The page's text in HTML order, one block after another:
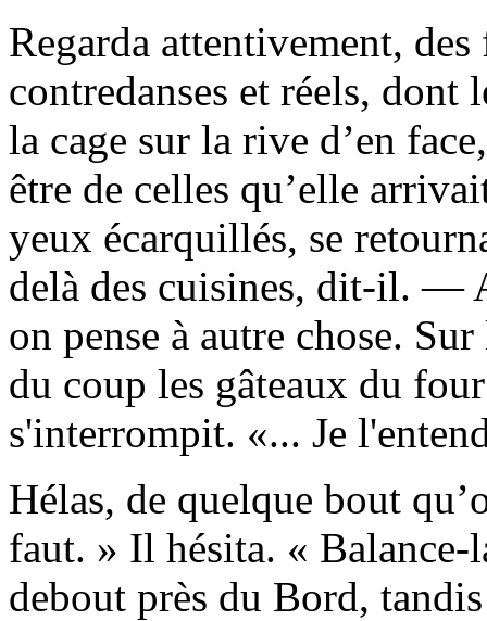
Regarda attentivement,
contredanses et réels, dont
la cage sur la rive d’en
être de celles qu’elle
yeux écarquillés, se
delà des cuisines, dit-il. —
on pense à autre chose.
du coup les gâteaux du
s'interrompit. «... Je
Hélas, de quelque bout
faut. » Il hésita. «
debout près du Bord,